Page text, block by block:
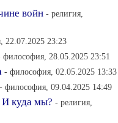
войн - религия,
22.07.2025 23:23
философия, 28.05.2025 23:51
- философия, 02.05.2025 13:33
- философия, 09.04.2025 14:49
куда мы? - религия,